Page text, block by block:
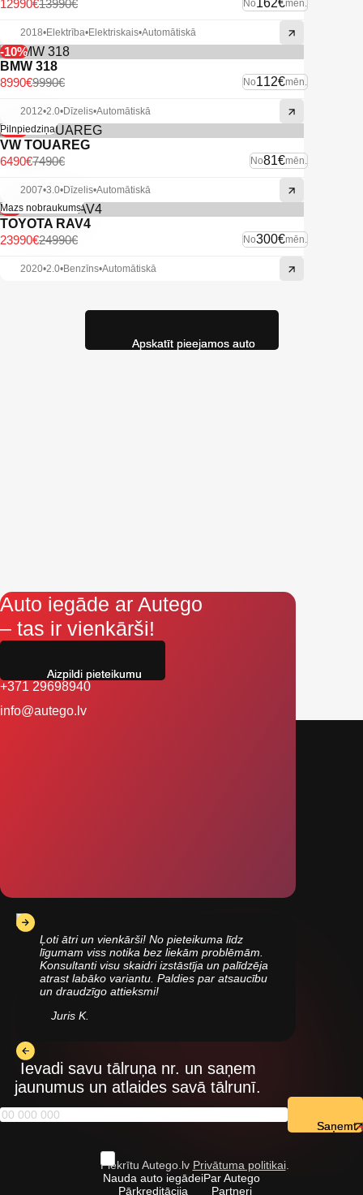
No162€mēn.
13990€
12990€
2018•Elektrība•Elektriskais•Automātiskā
-10%
BMW 318
No112€mēn.
9990€
8990€
2012•2.0•Dīzelis•Automātiskā
-13%
Pilnpiedziņa
VW TOUAREG
No81€mēn.
7490€
6490€
2007•3.0•Dīzelis•Automātiskā
-4%
Mazs nobraukums
TOYOTA RAV4
No300€mēn.
24990€
23990€
2020•2.0•Benzīns•Automātiskā
Auto iegāde ar Autego
– tas ir vienkārši!
+371 29698940
info@autego.lv
Ļoti ātri un vienkārši! No pieteikuma līdz
līgumam viss notika bez liekām problēmām.
Konsultanti visu skaidri izstāstīja un palīdzēja
atrast labāko variantu. Paldies par atsaucību
un draudzīgo attieksmi!
Juris K.
Ievadi savu tālruņa nr. un saņem
jaunumus un atlaides savā tālrunī.
Piekrītu Autego.lv Privātuma politikai.
Nauda auto iegādei
Pārkreditācija
Par Autego
Partneri